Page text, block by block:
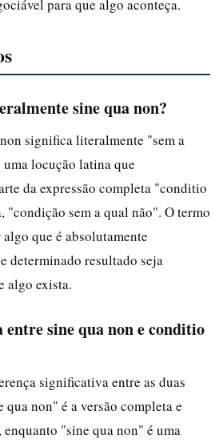
para que algo aconteça.
sine qua non?
significa literalmente "sem a
locução latina que
da expressão completa "conditio
"condição sem a qual não". O termo
que é absolutamente
determinado resultado seja
algo exista.
entre sine qua non e conditio
significativa entre as duas
non" é a versão completa e
"sine qua non" é uma